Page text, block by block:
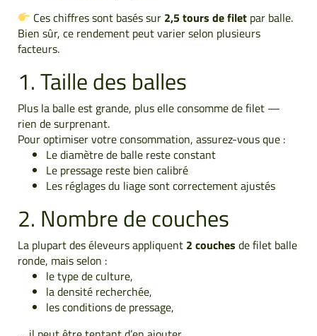
Ces chiffres sont basés sur 2,5 tours de filet par balle.
Bien sûr, ce rendement peut varier selon plusieurs
facteurs.
1. Taille des balles
Plus la balle est grande, plus elle consomme de filet —
rien de surprenant.
Pour optimiser votre consommation, assurez-vous que :
Le diamètre de balle reste constant
Le pressage reste bien calibré
Les réglages du liage sont correctement ajustés
2. Nombre de couches
La plupart des éleveurs appliquent 2 couches de filet balle
ronde, mais selon :
le type de culture,
la densité recherchée,
les conditions de pressage,